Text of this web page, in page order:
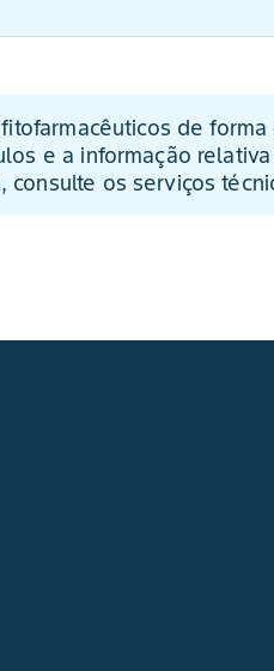
de forma
e a informação
consulte os serviços